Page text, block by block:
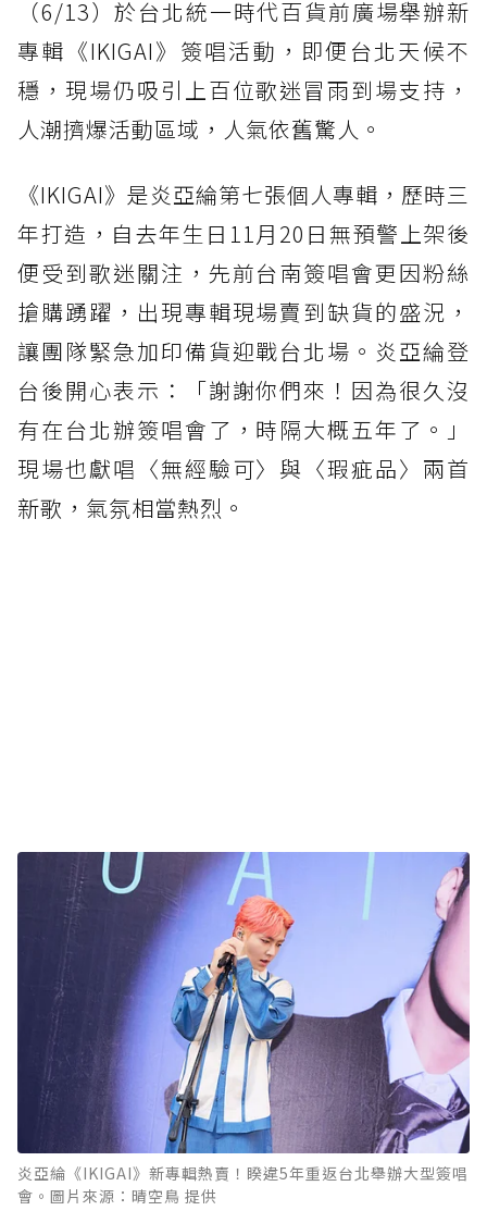
（6/13）於台北統一時代百貨前廣場舉辦新
專輯《IKIGAI》簽唱活動，即便台北天候不
穩，現場仍吸引上百位歌迷冒雨到場支持，
人潮擠爆活動區域，人氣依舊驚人。
《IKIGAI》是炎亞綸第七張個人專輯，歷時三
年打造，自去年生日11月20日無預警上架後
便受到歌迷關注，先前台南簽唱會更因粉絲
搶購踴躍，出現專輯現場賣到缺貨的盛況，
讓團隊緊急加印備貨迎戰台北場。炎亞綸登
台後開心表示：「謝謝你們來！因為很久沒
有在台北辦簽唱會了，時隔大概五年了。」
現場也獻唱〈無經驗可〉與〈瑕疵品〉兩首
新歌，氣氛相當熱烈。
炎亞綸《IKIGAI》新專輯熱賣！睽違5年重返台北舉辦大型簽唱
會。圖片來源：晴空鳥 提供